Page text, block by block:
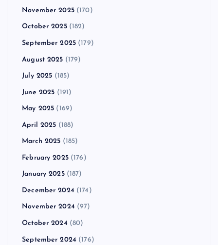
November 2025(170)
October 2025(182)
September 2025 (179)
August 2025 (179)
July 2025 (185)
June 2025 (191)
May 2025 (169)
April 2025 (188)
March 2025 (185)
February 2025(176)
January 2025(187)
December 2024 (174)
November 2024 (97)
October 2024 (80)
September 2024 (176)